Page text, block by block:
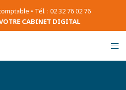
• Tél. : 02 32 76 02 76
CABINET DIGITAL